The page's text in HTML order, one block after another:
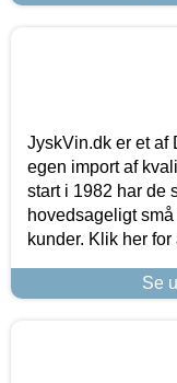
JyskVin.dk er et af
egen import af
start i 1982 har de
hovedsageligt
kunder. Klik her
Se